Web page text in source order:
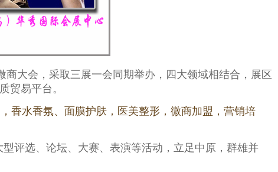
大会，采取三展一会同期举办，四大领域相结合，展区
贸易平台。
香水香氛、面膜护肤，医美整形，微商加盟，营销培
评选、论坛、大赛、表演等活动，立足中原，群雄并